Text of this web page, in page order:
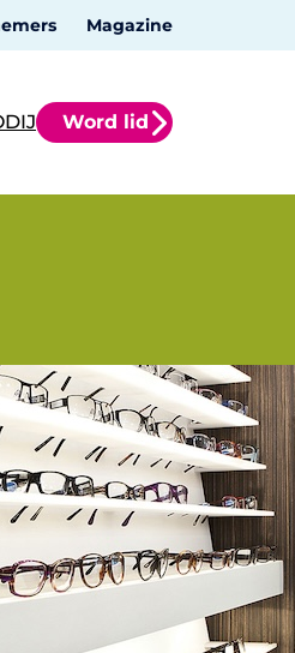
Magazine
Word lid